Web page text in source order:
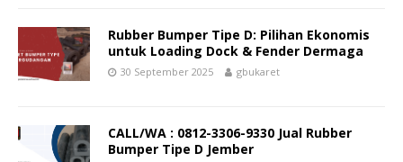
Rubber Bumper Tipe D: Pilihan Ekonomis
untuk Loading Dock & Fender Dermaga
30 September 2025 gbukaret
CALL/WA : 0812-3306-9330 Jual Rubber
Bumper Tipe D Jember